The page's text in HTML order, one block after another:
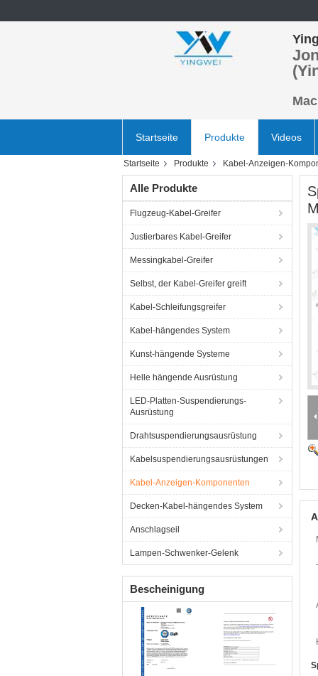
Startseite Produkte Videos
Startseite Produkte Kabel-Anzeigen-
Alle Produkte
Flugzeug-Kabel-Greifer
Justierbares Kabel-Greifer
Messingkabel-Greifer
Selbst, der Kabel-Greifer greift
Kabel-Schleifungsgreifer
Kabel-hängendes System
Kunst-hängende Systeme
Helle hängende Ausrüstung
LED-Platten-Suspendierungs-
Ausrüstung
Drahtsuspendierungsausrüstung
Kabelsuspendierungsausrüstungen
Kabel-Anzeigen-Komponenten
Decken-Kabel-hängendes System
Anschlagseil
Lampen-Schwenker-Gelenk
Bescheinigung